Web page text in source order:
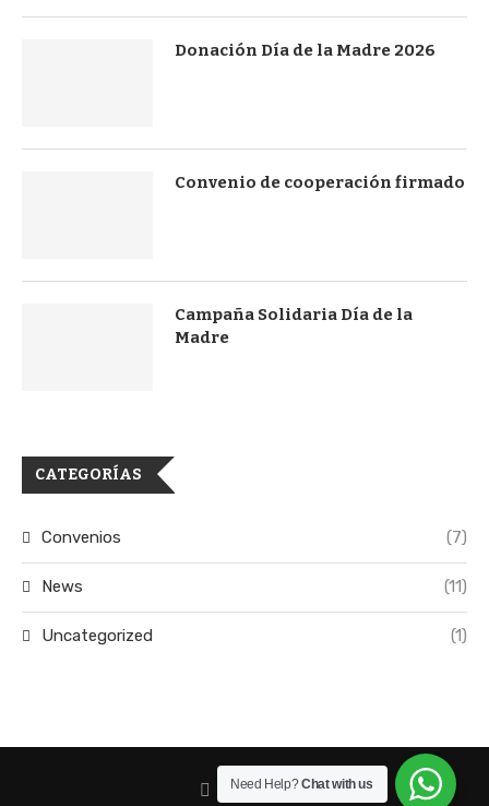
Donación Día de la Madre 2026
Convenio de cooperación firmado
Campaña Solidaria Día de la
Madre
CATEGORÍAS
Convenios (7)
News (11)
Uncategorized (1)
Need Help?Chat with us